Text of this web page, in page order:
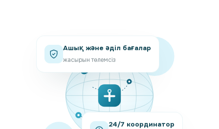
Ашық және әділ бағалар
жасырын төлемсіз
24/7 координатор